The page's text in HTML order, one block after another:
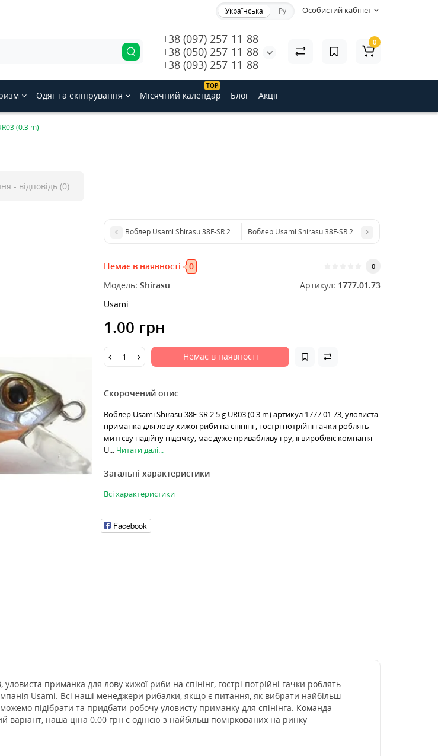
Особистий кабінет
Українська Ру
+38 (097) 257-11-88
+38 (050) 257-11-88
+38 (093) 257-11-88
0
Одяг та екіпірування
ТОP
Місячний календар Блог Акції
(0.3 m)
- відповідь (0)
Воблер Usami Shirasu 38F-SR 2.5 g #584 (0.3 m)Воблер Usami Shirasu 38F-SR 2.5 g UR06 (0.3 m)
Немає в наявності 0 0
Модель: Shirasu Артикул: 1777.01.73
Usami
1.00 грн
Немає в наявності
Скорочений опис
Воблер Usami Shirasu 38F-SR 2.5 g UR03 (0.3 m) артикул 1777.01.73, уловиста
приманка для лову хижої риби на спінінг, гострі потрійні гачки роблять
миттєву надійну підсічку, має дуже привабливу гру, її виробляє компанія
U... Читати далі...
Загальні характеристики
Всі характеристики
Facebook
приманка для лову хижої риби на спінінг, гострі потрійні гачки роблять
Usami. Всі наші менеджери рибалки, якщо є питання, як вибрати найбільш
підібрати та придбати робочу уловисту приманку для спінінга. Команда
наша ціна 0.00 грн є однією з найбільш поміркованих на ринку